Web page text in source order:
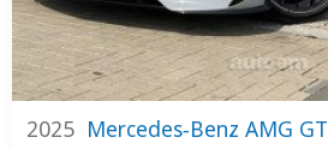
2025 Mercedes-Benz AMG GT